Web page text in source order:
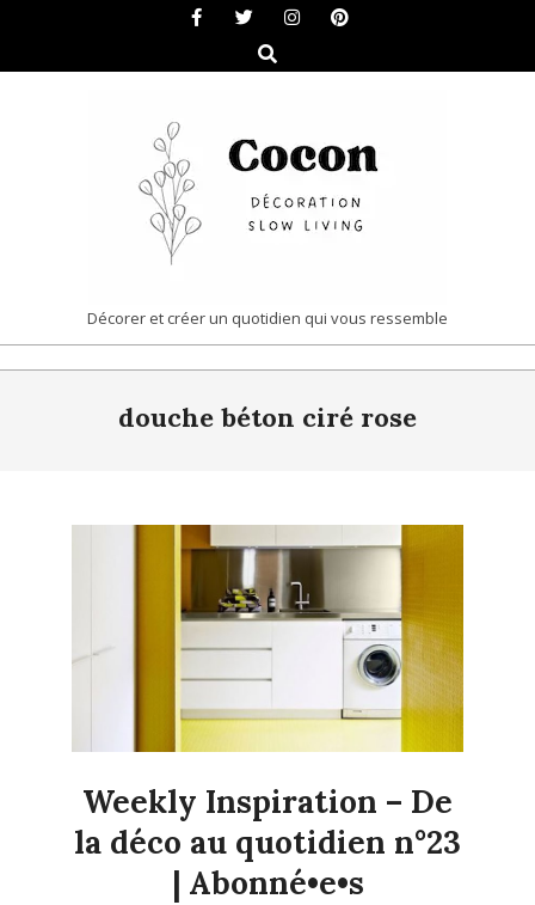
content
Search
COCON
|
DÉCORATION
LIVING
Décorer et créer un quotidien qui vous ressemble
douche béton ciré rose
Weekly Inspiration – De
la déco au quotidien n°23
| Abonné•e•s